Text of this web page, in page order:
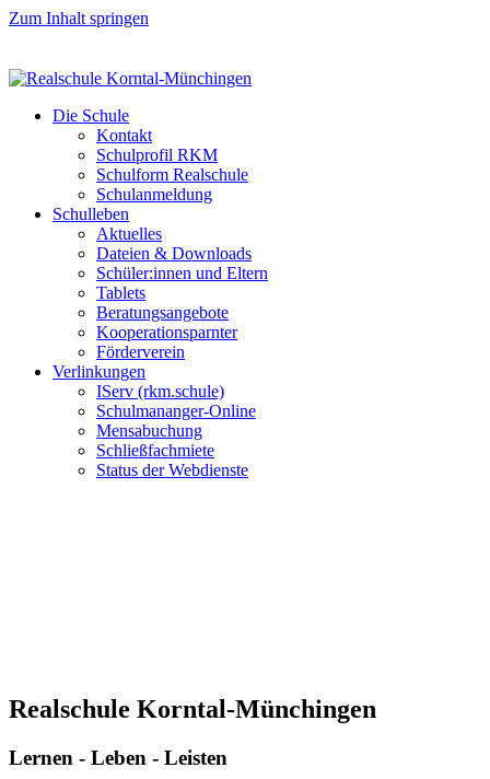
Zum Inhalt springen
Die Schule
Kontakt
Schulprofil RKM
Schulform Realschule
Schulanmeldung
Schulleben
Aktuelles
Dateien & Downloads
Schüler:innen und Eltern
Tablets
Beratungsangebote
Kooperationsparnter
Förderverein
Verlinkungen
IServ (rkm.schule)
Schulmananger-Online
Mensabuchung
Schließfachmiete
Status der Webdienste
Realschule Korntal-Münchingen
Lernen - Leben - Leisten